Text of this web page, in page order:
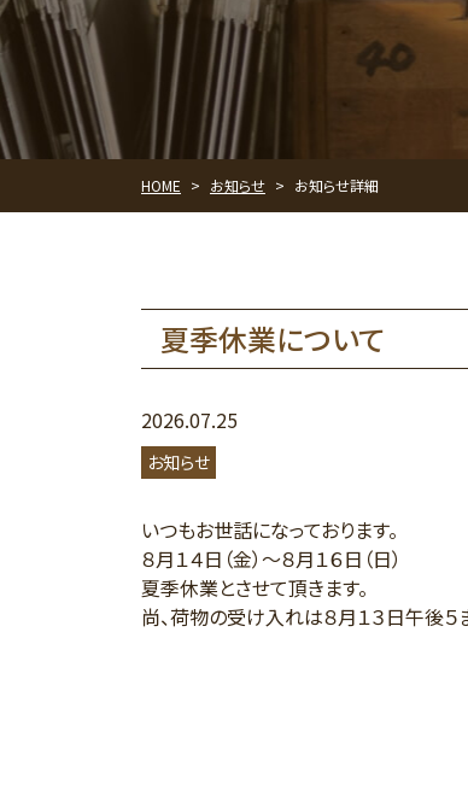
HOME > お知らせ > お知らせ詳細
夏季休業について
2026.07.25
お知らせ
いつもお世話になっております。
８月１４日（金）～８月１６日（日）
夏季休業とさせて頂きます。
尚、荷物の受け入れは８月１３日午後５